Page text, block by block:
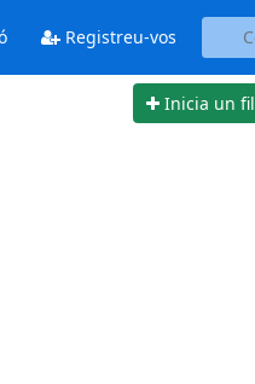
Registreu-vos
Inicia un fil